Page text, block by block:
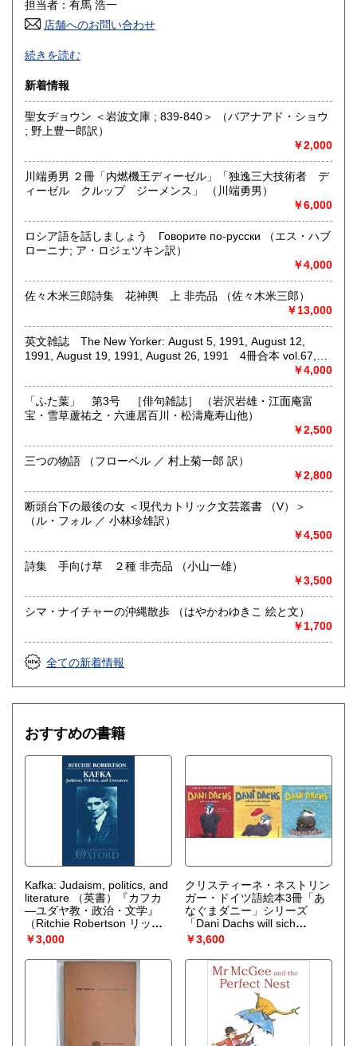
高知県 600円
佐賀県
熊本県 600円 大分県 600円
宮崎県
沖縄県 600円
担当者：有馬 浩一
店舗へのお問い合わせ
-
沿線名：都営新宿・三田線 営団半蔵門線
最寄駅：神保町駅徒歩3分
営業時間：11:00-19:00
定休日：不定期
-
美術工芸、国語国文、外国文学、近代文献、趣味
続きを読む
新着情報
聖女ヂョウン ＜岩波文庫 ; 839-840＞ （バアナアド・ショウ
; 野上豊一郎訳）
￥2,000
川端勇男 ２冊「内燃機王ディーゼル」「独逸三大技術者 デ
ィーゼル クルップ ジーメンス」 （川端勇男）
￥6,000
ロシア語を話しましょう Говорите по-русски （エス・ハブ
ローニナ; ア・ロジェツキン訳）
￥4,000
佐々木米三郎詩集 花神輿 上 非売品 （佐々木米三郎）
￥13,000
英文雑誌 The New Yorker: August 5, 1991, August 12,
1991, August 19, 1991, August 26, 1991 4冊合本 vol.67,
￥4,000
「ふた葉」 第3号 ［俳句雑誌］ （岩沢岩雄・江面庵富
宝・雪草蘆祐之・六連居百川・松濤庵寿山他）
￥2,500
三つの物語 （フローベル ／ 村上菊一郎 訳）
￥2,800
断頭台下の最後の女 ＜現代カトリック文芸叢書 （V）＞
（ル・フォル ／ 小林珍雄訳）
￥4,500
詩集 手向け草 ２種 非売品 （小山一雄）
￥3,500
シマ・ナイチャーの沖縄散歩 （はやかわゆきこ 絵と文）
￥1,700
全ての新着情報
おすすめの書籍
Kafka: Judaism, politics, and
literature （英書）『カフカ
―ユダヤ教・政治・文学』
（Ritchie Robertson リッチ
ー・ロバートソン ）
￥3,000
クリスティーネ・ネストリン
ガー・ドイツ語絵本3冊「あ
なぐまダニー」シリーズ
「Dani Dachs will sich
wehren」「Dani Dachs will
eine rote Kappe」「Dani
Dachs holt Blumen fuer
Mama」 （Christine
Noestlinger （クリスティー
ネ・ネストリンガー） ; ill. by
Bruno Wegscheider）
￥3,600